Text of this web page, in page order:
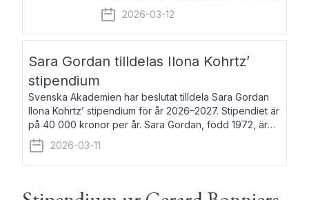
fem av de kungliga akademierna det så
kallade Bernadotteprogrammet med
syfte att genom stipendier erbjuda stöd
2026-03-12
Sara Gordan tilldelas Ilona Kohrtz’
stipendium
Svenska Akademien har beslutat tilldela Sara Gordan
Ilona Kohrtz’ stipendium för år 2026–2027. Stipendiet är
på 40 000 kronor per år. Sara Gordan, född 1972, är
författare och översättare. Hon debuterade 2006 med
det prosalyriska verket En
2026-03-11